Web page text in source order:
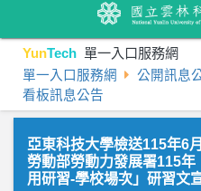
YunTech 單一入口服務網
單一入口服務網 公開訊息
看板訊息公告
亞東科技大學檢送115年6
勞動部勞動力發展署115年
用研習-學校場次」研習文